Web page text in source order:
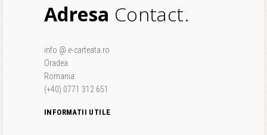
Adresa Contact.
info @ e-carteata.ro
Oradea
Romania
(+40) 0771 312 651
INFORMATII UTILE